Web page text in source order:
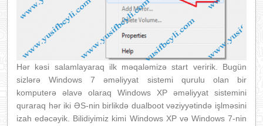
Hər kəsi salamlayaraq ilk məqaləmizə start veririk. Bugün
sizlərə Windows 7 əməliyyat sistemi qurulu olan bir
komputerə əlavə olaraq Windows XP əməliyyat sistemini
quraraq hər iki ƏS-nin birlikdə dualboot vəziyyətində işlməsini
izah edəcəyik. Bilidiyimiz kimi Windows XP və Windows 7-nin